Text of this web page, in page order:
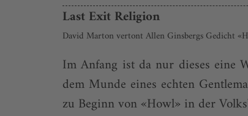
Last Exit Religion
David Marton vertont Allen Ginsbergs Gedicht
Im Anfang ist da nur dieses eine
dem Munde eines echten
zu Beginn von «Howl» in der